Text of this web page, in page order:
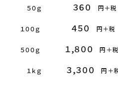
５０ｇ ３６０ 円＋税
１００ｇ ４５０ 円＋税
５００ｇ １,８００ 円＋税
１ｋｇ ３,３００ 円＋